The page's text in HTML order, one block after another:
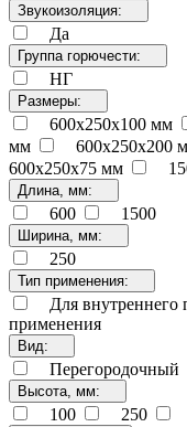
Звукоизоляция:
Да
Группа горючести:
НГ
Размеры:
600x250x100 мм
мм
600x250x200
600x250x75 мм
Длина, мм:
600 1500
Ширина, мм:
250
Тип применения:
Для
применения
Вид:
Перегородочный
Высота, мм:
100 250